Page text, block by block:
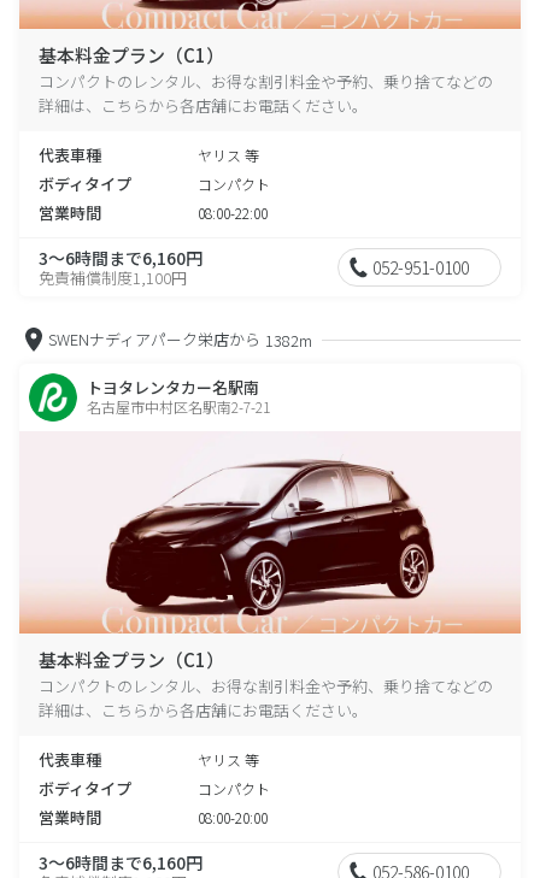
基本料金プラン（C1）
コンパクトのレンタル、お得な割引料金や予約、乗り捨てなどの
詳細は、こちらから各店舗にお電話ください。
代表車種 ヤリス 等
ボディタイプ コンパクト
営業時間 08:00-22:00
3～6時間まで6,160円
免責補償制度1,100円 052-951-0100
SWENナディアパーク栄店から 1382m
トヨタレンタカー名駅南
名古屋市中村区名駅南2-7-21
基本料金プラン（C1）
コンパクトのレンタル、お得な割引料金や予約、乗り捨てなどの
詳細は、こちらから各店舗にお電話ください。
代表車種 ヤリス 等
ボディタイプ コンパクト
営業時間 08:00-20:00
3～6時間まで6,160円 052-586-0100